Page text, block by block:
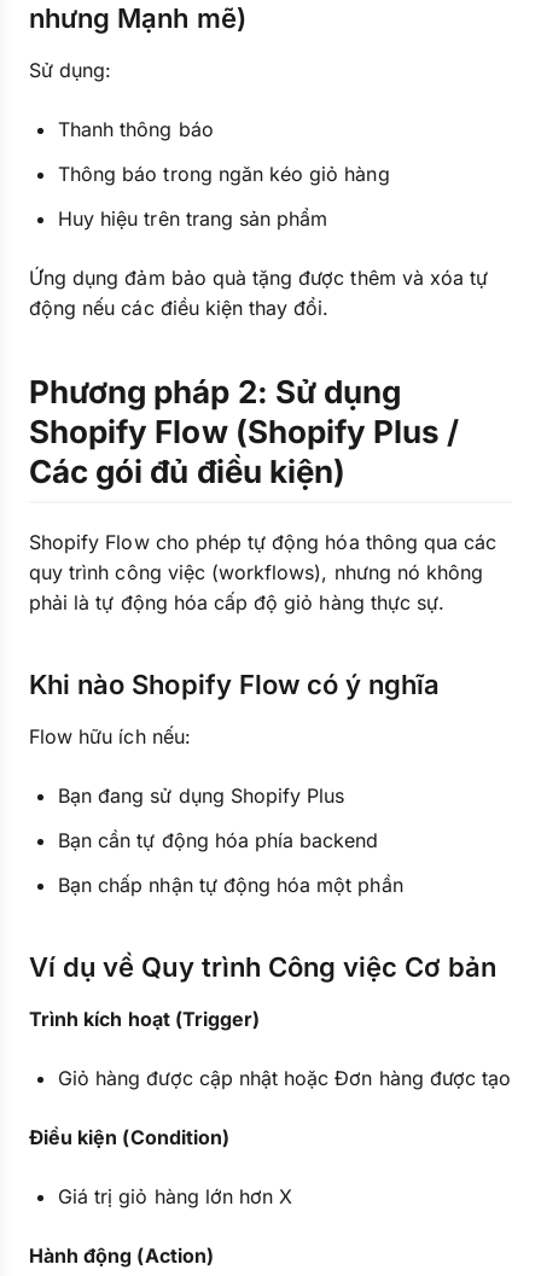
nhưng Mạnh mẽ)
Sử dụng:
Thanh thông báo
Thông báo trong ngăn kéo giỏ hàng
Huy hiệu trên trang sản phẩm
Ứng dụng đảm bảo quà tặng được thêm và xóa tự
động nếu các điều kiện thay đổi.
Phương pháp 2: Sử dụng
Shopify Flow (Shopify Plus /
Các gói đủ điều kiện)
Shopify Flow cho phép tự động hóa thông qua các
quy trình công việc (workflows), nhưng nó không
phải là tự động hóa cấp độ giỏ hàng thực sự.
Khi nào Shopify Flow có ý nghĩa
Flow hữu ích nếu:
Bạn đang sử dụng Shopify Plus
Bạn cần tự động hóa phía backend
Bạn chấp nhận tự động hóa một phần
Ví dụ về Quy trình Công việc Cơ bản
Trình kích hoạt (Trigger)
Giỏ hàng được cập nhật hoặc Đơn hàng được tạo
Điều kiện (Condition)
Giá trị giỏ hàng lớn hơn X
Hành động (Action)